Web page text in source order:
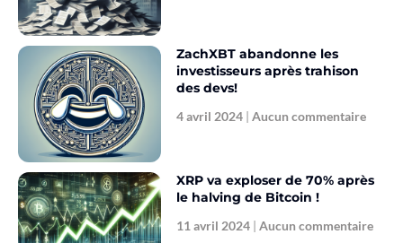
ZachXBT abandonne les
investisseurs après trahison
des devs!
4 avril 2024 Aucun commentaire
XRP va exploser de 70% après
le halving de Bitcoin !
11 avril 2024 Aucun commentaire